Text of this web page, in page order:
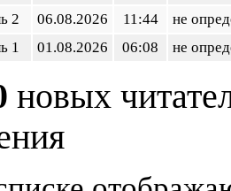
2
06.08.2026 11:44
не
1
01.08.2026 06:08 не
новых